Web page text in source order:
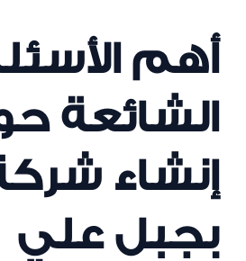
أهم
الشائعة
إنشاء
بجبل علي